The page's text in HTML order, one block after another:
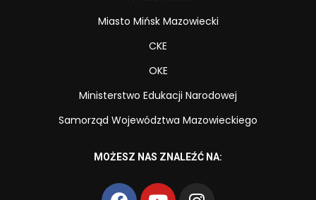
Miasto Mińsk Mazowiecki
CKE
OKE
Ministerstwo Edukacji Narodowej
Samorząd Województwa Mazowieckiego
MOŻESZ NAS ZNALEŹĆ NA: